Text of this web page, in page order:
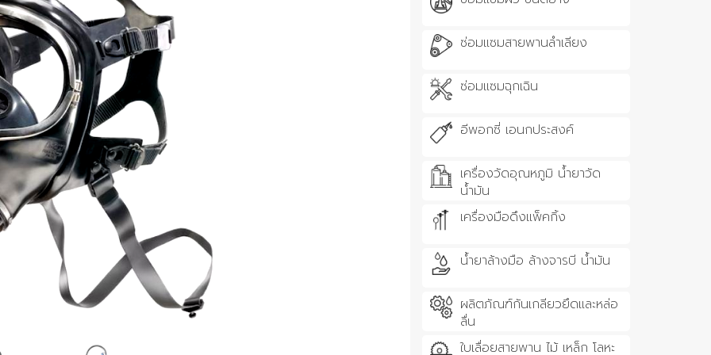
ซ่อมแซมสายพานลำเลียง
ซ่อมแซมฉุกเฉิน
อีพอกซี่ เอนกประสงค์
เครื่องวัดอุณหภูมิ น้ำยาวัด
น้ำมัน
เครื่องมือดึงแพ็คกิ้ง
น้ำยาล้างมือ ล้างจารบี น้ำมัน
ผลิตภัณฑ์กันเกลียวยึดและหล่อ
ลื่น
ใบเลื่อยสายพาน ไม้ เหล็ก โลหะ